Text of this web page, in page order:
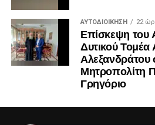
ΑΥΤΟΔΙΟΊΚΗΣΗ 22
Επίσκεψη του
Δυτικού
Αλεξανδράτου
Μητροπολίτη
Γρηγόριο